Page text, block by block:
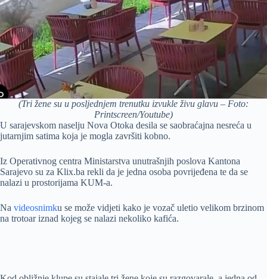
(Tri žene su u posljednjem trenutku izvukle živu glavu – Foto:
Printscreen/Youtube)
U sarajevskom naselju Nova Otoka desila se saobraćajna nesreća u
jutarnjim satima koja je mogla završiti kobno.
Iz Operativnog centra Ministarstva unutrašnjih poslova Kantona
Sarajevo su za Klix.ba rekli da je jedna osoba povrijeđena te da se
nalazi u prostorijama KUM-a.
Na videosnimku se može vidjeti kako je vozač uletio velikom brzinom
na trotoar iznad kojeg se nalazi nekoliko kafića.